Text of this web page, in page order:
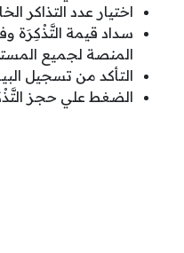
اختيار عدد التذاكر
سداد قيمة التَّذْكِرَة
المنصة لجميع
التأكد من تسجيل
الضغط علي حجز